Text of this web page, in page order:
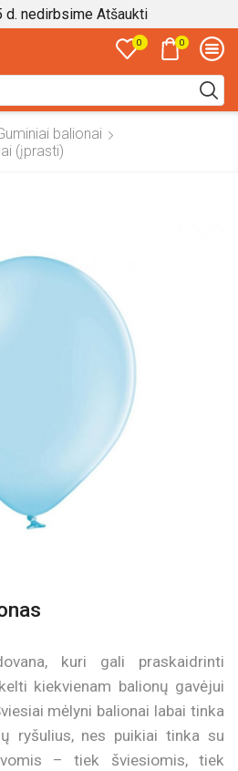
d. nedirbsime Atšaukti
0 0
input
balionai
(įprasti)
kuri gali praskaidrinti
kiekvienam balionų gavėjui
mėlyni balionai labai tinka
ryšulius, nes puikiai tinka su
– tiek šviesiomis, tiek